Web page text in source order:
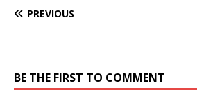
PREVIOUS
BE THE FIRST TO COMMENT